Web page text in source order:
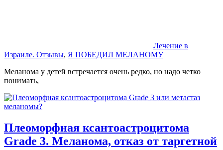
Лечение в
Израиле. Отзывы, Я ПОБЕДИЛ МЕЛАНОМУ
Меланома у детей встречается очень редко, но надо четко
понимать,
Плеоморфная ксантоастроцитома
Grade 3. Меланома, отказ от таргетной